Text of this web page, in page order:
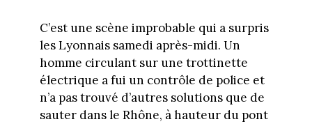
C’est une scène improbable qui a surpris
les Lyonnais samedi après-midi. Un
homme circulant sur une trottinette
électrique a fui un contrôle de police et
n’a pas trouvé d’autres solutions que de
sauter dans le Rhône, à hauteur du pont